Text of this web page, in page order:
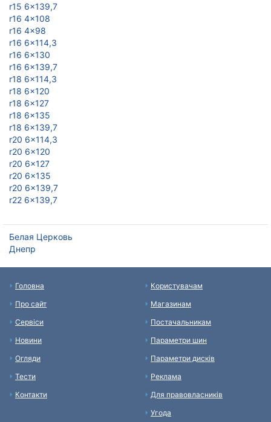
r15 6x139,7
r16 4x108
r16 4x98
r16 6x114,3
r16 6x130
r16 6x139,7
r18 6x114,3
r18 6x120
r18 6x127
r18 6x135
r18 6x139,7
r20 6x114,3
r20 6x120
r20 6x127
r20 6x135
r20 6x139,7
r22 6x139,7
Белая Церковь
Днепр
Головна
Про сайт
Сервіси
Новини
Огляди
Тести
Контакти
Користувачам
Магазинам
Постачальникам
Параметри шин
Параметри дисків
Реклама
Для правовласників
Угода